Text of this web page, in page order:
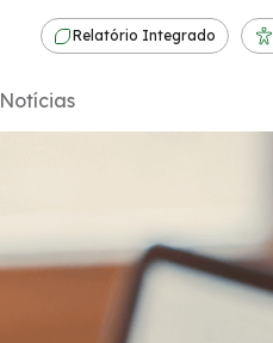
Relatório Integrado
Notícias